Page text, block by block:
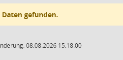
Daten gefunden.
08.08.2026 15:18:00